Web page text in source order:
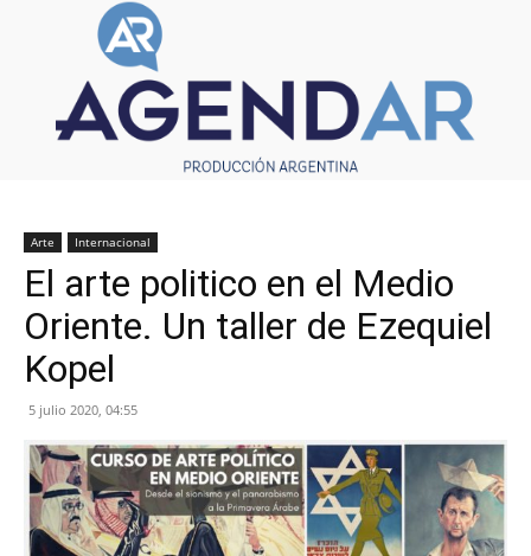
Arte Internacional
El arte politico en el Medio
Oriente. Un taller de Ezequiel
Kopel
5 julio 2020, 04:55